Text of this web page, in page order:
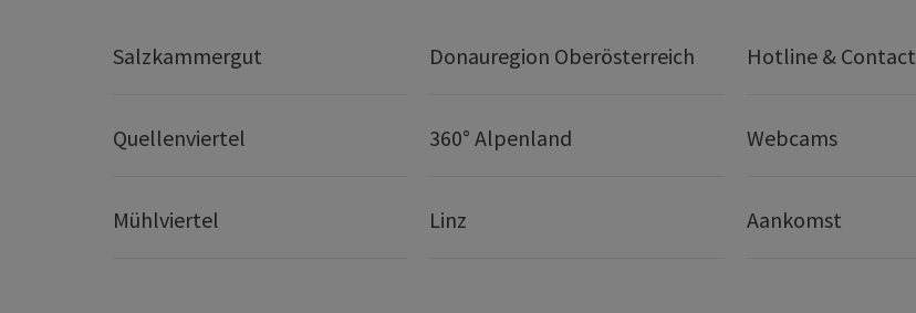
Salzkammergut Donauregion Oberösterreich
Quellenviertel 360° Alpenland
Mühlviertel Linz
Hotline & Contact
Webcams
Aankomst